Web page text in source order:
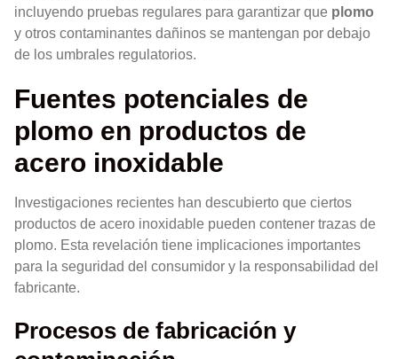
incluyendo pruebas regulares para garantizar que plomo
y otros contaminantes dañinos se mantengan por debajo
de los umbrales regulatorios.
Fuentes potenciales de
plomo en productos de
acero inoxidable
Investigaciones recientes han descubierto que ciertos
productos de acero inoxidable pueden contener trazas de
plomo. Esta revelación tiene implicaciones importantes
para la seguridad del consumidor y la responsabilidad del
fabricante.
Procesos de fabricación y